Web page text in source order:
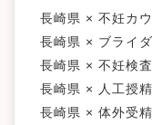
長崎県 × 不妊カ
長崎県 × ブライ
長崎県 × 不妊検査
長崎県 × 人工授精
長崎県 × 体外受精